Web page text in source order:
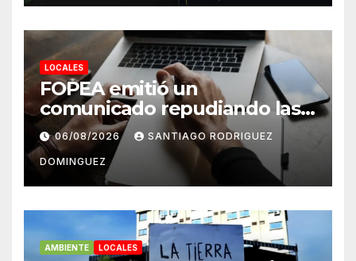
LOCALES
FOPEA emitió un
comunicado repudiando las
cuentas pseudo periodísticas
de Instagram en Mar del
Plata
06/08/2026 SANTIAGO RODRIGUEZ
DOMINGUEZ
AMBIENTE LOCALES